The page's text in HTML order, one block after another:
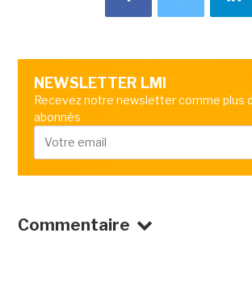
NEWSLETTER LMI
Recevez notre newsletter comme plus
abonnés
Commentaire